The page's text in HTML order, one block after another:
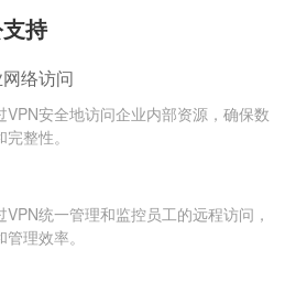
持
络访问
VPN安全地访问企业内部资源，确保数
整性。
VPN统一管理和监控员工的远程访问，
理效率。